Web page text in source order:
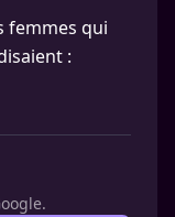
femmes qui
: